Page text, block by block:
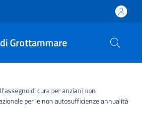
Grottammare
di cura per anziani non
per le non autosufficienze annualità